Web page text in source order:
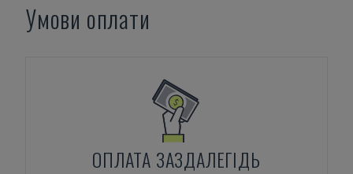
Умови оплати
ОПЛАТА ЗАЗДАЛЕГІДЬ